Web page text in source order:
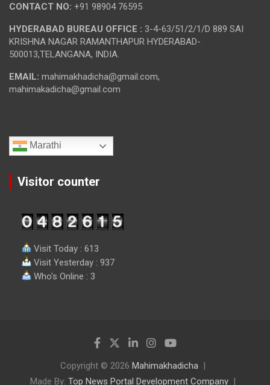
CONTACT NO: +91 98904 76595
HYDERABAD BUREAU OFFICE : 3-4-63/51/2/1/D 889 SAI
KRISHNA NAGAR RAMANTHAPUR HYDERABAD-
500013,TELANGANA, INDIA.
EMAIL: mahimakhadicha@gmail.com,
mahimakadicha@gmail.com
Marathi
Visitor counter
Visit Today : 613
Visit Yesterday : 937
Who's Online : 3
Copyright © 2026 Mahimakhadicha
Made By: Top News Portal Development Company